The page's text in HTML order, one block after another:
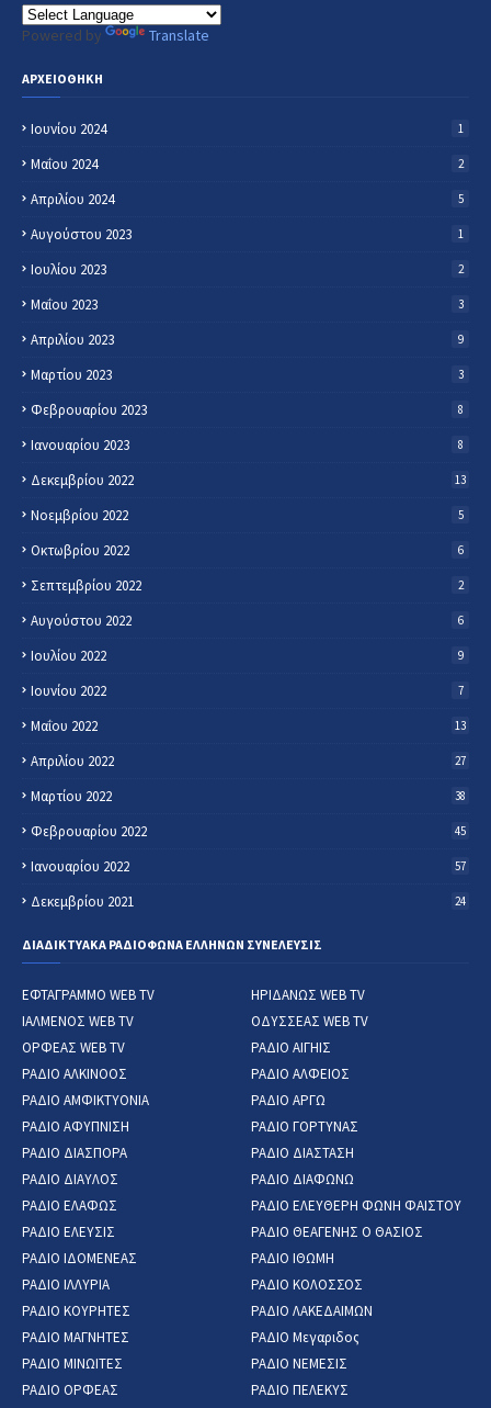
Powered by Translate
ΑΡΧΕΙΟΘΗΚΗ
Ιουνίου 2024 1
Μαΐου 2024 2
Απριλίου 2024 5
Αυγούστου 2023 1
Ιουλίου 2023 2
Μαΐου 2023 3
Απριλίου 2023 9
Μαρτίου 2023 3
Φεβρουαρίου 2023 8
Ιανουαρίου 2023 8
Δεκεμβρίου 2022 13
Νοεμβρίου 2022 5
Οκτωβρίου 2022 6
Σεπτεμβρίου 2022 2
Αυγούστου 2022 6
Ιουλίου 2022 9
Ιουνίου 2022 7
Μαΐου 2022 13
Απριλίου 2022 27
Μαρτίου 2022 38
Φεβρουαρίου 2022 45
Ιανουαρίου 2022 57
Δεκεμβρίου 2021 24
ΔΙΑΔΙΚΤΥΑΚΑ ΡΑΔΙΟΦΩΝΑ ΕΛΛΗΝΩΝ ΣΥΝΕΛΕΥΣΙΣ
ΕΦΤΑΓΡΑΜΜΟ WEB TV
ΗΡΙΔΑΝΩΣ WEB TV
ΙΑΛΜΕΝΟΣ WEB TV
ΟΔΥΣΣΕΑΣ WEB TV
ΟΡΦΕΑΣ WEB TV
ΡΑΔΙΟ ΑΙΓΗΙΣ
ΡΑΔΙΟ ΑΛΚΙΝΟΟΣ
ΡΑΔΙΟ ΑΛΦΕΙΟΣ
ΡΑΔΙΟ ΑΜΦΙΚΤΥΟΝΙΑ
ΡΑΔΙΟ ΑΡΓΩ
ΡΑΔΙΟ ΑΦΥΠΝΙΣΗ
ΡΑΔΙΟ ΓΟΡΤΥΝΑΣ
ΡΑΔΙΟ ΔΙΑΣΠΟΡΑ
ΡΑΔΙΟ ΔΙΑΣΤΑΣΗ
ΡΑΔΙΟ ΔΙΑΥΛΟΣ
ΡΑΔΙΟ ΔΙΑΦΩΝΩ
ΡΑΔΙΟ ΕΛΑΦΩΣ
ΡΑΔΙΟ ΕΛΕΥΘΕΡΗ ΦΩΝΗ ΦΑΙΣΤΟΥ
ΡΑΔΙΟ ΕΛΕΥΣΙΣ
ΡΑΔΙΟ ΘΕΑΓΕΝΗΣ Ο ΘΑΣΙΟΣ
ΡΑΔΙΟ ΙΔΟΜΕΝΕΑΣ
ΡΑΔΙΟ ΙΘΩΜΗ
ΡΑΔΙΟ ΙΛΛΥΡΙΑ
ΡΑΔΙΟ ΚΟΛΟΣΣΟΣ
ΡΑΔΙΟ ΚΟΥΡΗΤΕΣ
ΡΑΔΙΟ ΛΑΚΕΔΑΙΜΩΝ
ΡΑΔΙΟ ΜΑΓΝΗΤΕΣ
ΡΑΔΙΟ Μεγαριδος
ΡΑΔΙΟ ΜΙΝΩΙΤΕΣ
ΡΑΔΙΟ ΝΕΜΕΣΙΣ
ΡΑΔΙΟ ΟΡΦΕΑΣ
ΡΑΔΙΟ ΠΕΛΕΚΥΣ